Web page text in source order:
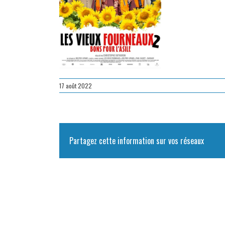
17 août 2022
Partagez cette information sur vos réseaux